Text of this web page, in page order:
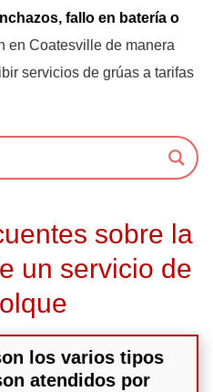
fallo en batería o
en Coatesville de manera
servicios de grúas a tarifas
sobre la
un servicio de
los varios tipos
atendidos por